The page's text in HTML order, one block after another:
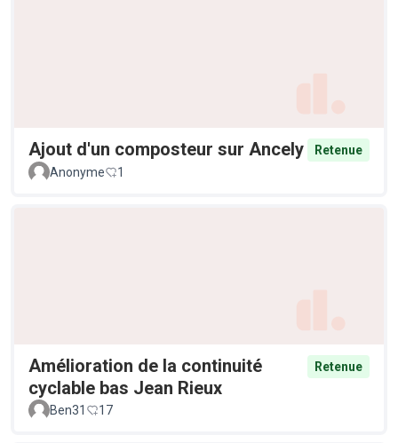
Ajout d'un composteur sur Ancely
Retenue
Anonyme
1
Amélioration de la continuité
cyclable bas Jean Rieux
Retenue
Ben31 17